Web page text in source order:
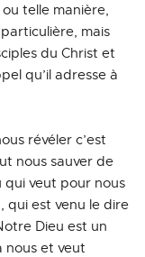
telle manière,
mais
du Christ et
qu’il adresse à
révéler c’est
nous sauver de
qui veut pour nous
qui est venu le dire
Dieu est un
nous et veut